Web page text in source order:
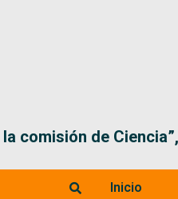
comisión de
Inicio